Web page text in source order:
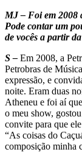
MJ – Foi em 2008
Pode contar um
de vocês a partir
S – Em 2008, a
Petrobras de
expressão, e
noite. Eram duas
Atheneu e foi aí
o meu show,
convite para que
“As coisas do
composição minha